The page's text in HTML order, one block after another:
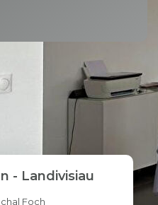
ENFANTS ET ADOLESCENTS
REVENU MENSUEL PAR
TAUX D'HABITATION
PART DES MÉNAGES SANS
VOITURE
- Landivisiau
Foch